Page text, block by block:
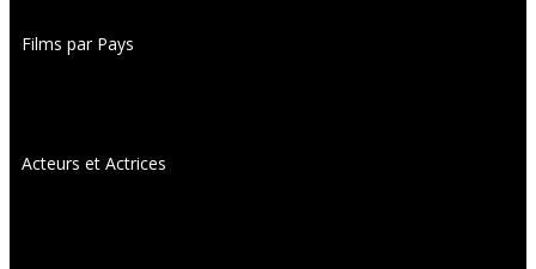
Films par Pays
Acteurs et Actrices